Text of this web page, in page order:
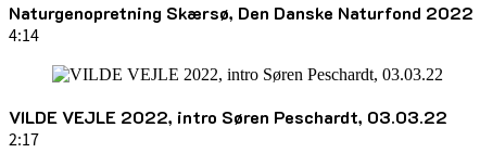
Naturgenopretning Skærsø, Den Danske Naturfond 2022
4:14
VILDE VEJLE 2022, intro Søren Peschardt, 03.03.22
2:17